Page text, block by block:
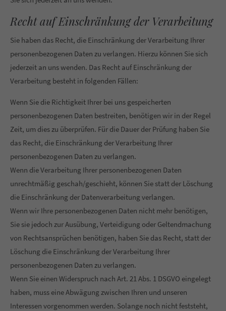
Recht auf Einschränkung der Verarbeitung
Sie haben das Recht, die Einschränkung der Verarbeitung Ihrer
personenbezogenen Daten zu verlangen. Hierzu können Sie sich
jederzeit an uns wenden. Das Recht auf Einschränkung der
Verarbeitung besteht in folgenden Fällen:
Wenn Sie die Richtigkeit Ihrer bei uns gespeicherten
personenbezogenen Daten bestreiten, benötigen wir in der Regel
Zeit, um dies zu überprüfen. Für die Dauer der Prüfung haben Sie
das Recht, die Einschränkung der Verarbeitung Ihrer
personenbezogenen Daten zu verlangen.
Wenn die Verarbeitung Ihrer personenbezogenen Daten
unrechtmäßig geschah/geschieht, können Sie statt der Löschung
die Einschränkung der Datenverarbeitung verlangen.
Wenn wir Ihre personenbezogenen Daten nicht mehr benötigen,
Sie sie jedoch zur Ausübung, Verteidigung oder Geltendmachung
von Rechtsansprüchen benötigen, haben Sie das Recht, statt der
Löschung die Einschränkung der Verarbeitung Ihrer
personenbezogenen Daten zu verlangen.
Wenn Sie einen Widerspruch nach Art. 21 Abs. 1 DSGVO eingelegt
haben, muss eine Abwägung zwischen Ihren und unseren
Interessen vorgenommen werden. Solange noch nicht feststeht,